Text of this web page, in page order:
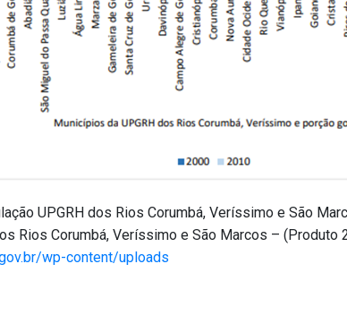
UPGRH dos Rios Corumbá, Veríssimo e São
Rios Corumbá, Veríssimo e São Marcos – (Produto
wp-content/uploads